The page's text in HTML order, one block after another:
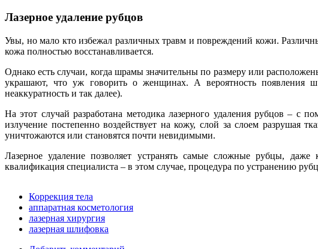
Лазерное удаление рубцов
Увы, но мало кто избежал различных травм и повреждений кожи.
кожа полностью восстанавливается.
Однако есть случаи, когда шрамы значительны по размеру или
украшают, что уж говорить о женщинах. А вероятность появления
неаккуратность и так далее).
На этот случай разработана методика лазерного удаления рубцов – с
излучение постепенно воздействует на кожу, слой за слоем
уничтожаются или становятся почти невидимыми.
Лазерное удаление позволяет устранять самые сложные рубцы, даже
квалификация специалиста – в этом случае, процедура по устранению
Коррекция тела
аппаратная косметология
лазерная хирургия
лазерная шлифовка